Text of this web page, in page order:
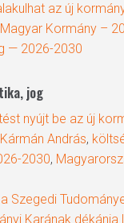
az új
Magyar Kormány –
— 2026-2030
jog
nyújt be az új
Kármán András,
2030,
Szegedi
Karának dékánja